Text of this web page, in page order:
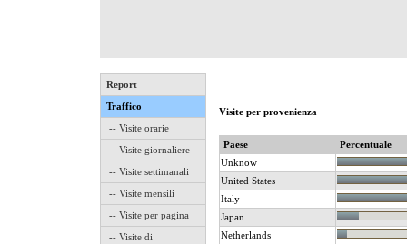
Report
Traffico
-- Visite orarie
-- Visite giornaliere
-- Visite settimanali
-- Visite mensili
-- Visite per pagina
-- Visite di
Visite per provenienza
Paese
Percentuale
Unknow
United States
Italy
Japan
Netherlands